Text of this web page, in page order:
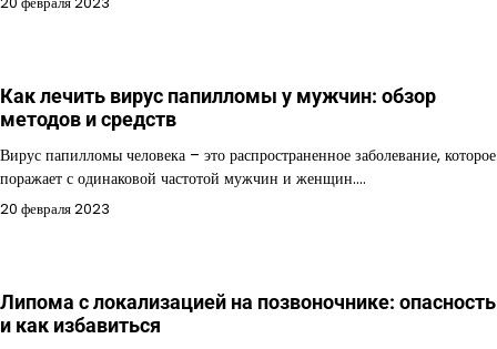
Как лечить вирус папилломы у мужчин: обзор
методов и средств
Вирус папилломы человека – это распространенное заболевание, которое
поражает с одинаковой частотой мужчин и женщин.…
20 февраля 2023
Липома с локализацией на позвоночнике: опасность
и как избавиться